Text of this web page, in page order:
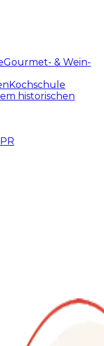
Gourmet- & Wein-
Kochschule
historischen